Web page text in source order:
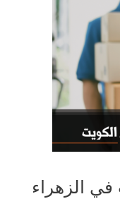
الزهراء